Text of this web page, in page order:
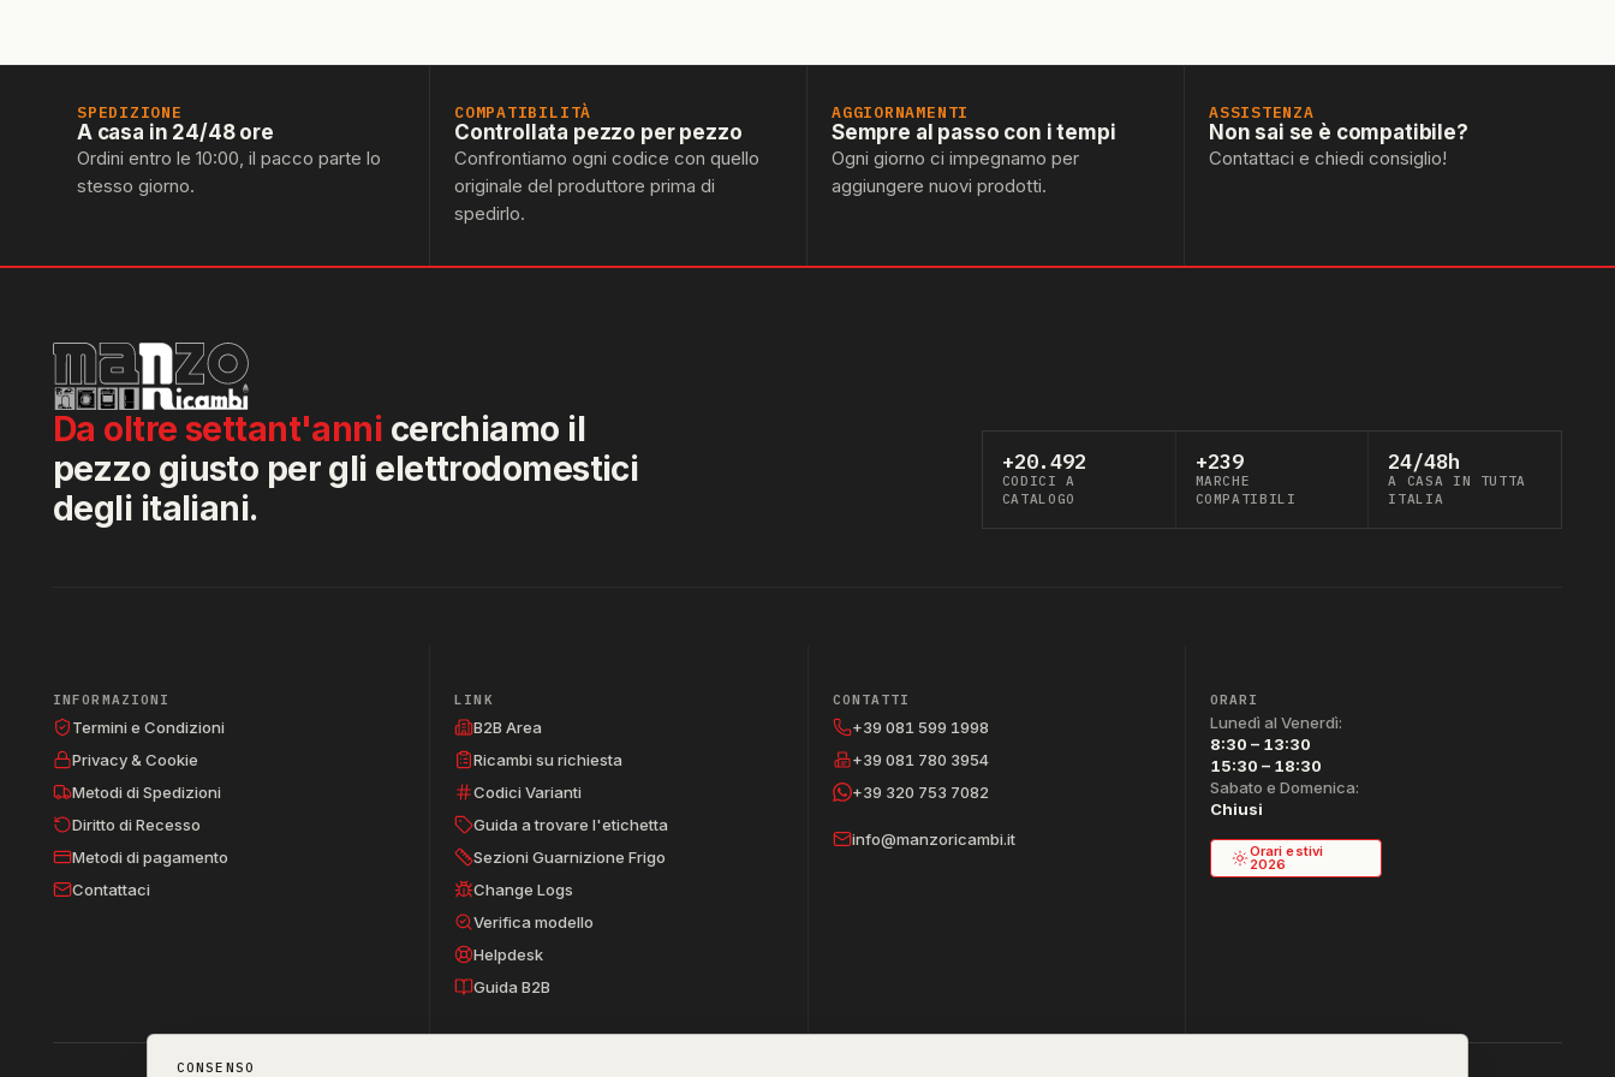
SPEDIZIONE
A casa in 24/48 ore
Ordini entro le 10:00, il pacco parte lo
stesso giorno.
COMPATIBILITÀ
Controllata pezzo per pezzo
Confrontiamo ogni codice con quello
originale del produttore prima di
spedirlo.
AGGIORNAMENTI
Sempre al passo con i tempi
Ogni giorno ci impegnamo per
aggiungere nuovi prodotti.
ASSISTENZA
Non sai se è compatibile?
Contattaci e chiedi consiglio!
Da oltre settant'anni cerchiamo il
pezzo giusto per gli elettrodomestici
degli italiani.
+20.492
CODICI A
CATALOGO
+239
MARCHE
COMPATIBILI
24/48h
A CASA IN TUTTA
ITALIA
INFORMAZIONI
Termini e Condizioni
Privacy & Cookie
Metodi di Spedizioni
Diritto di Recesso
Metodi di pagamento
Contattaci
LINK
B2B Area
Ricambi su richiesta
Codici Varianti
Guida a trovare l'etichetta
Sezioni Guarnizione Frigo
Change Logs
Verifica modello
Helpdesk
Guida B2B
CONTATTI
+39 081 599 1998
+39 081 780 3954
+39 320 753 7082
info@manzoricambi.it
ORARI
Lunedì al Venerdì:
8:30 – 13:30
15:30 – 18:30
Sabato e Domenica:
Chiusi
Orari estivi
2026
CONSENSO